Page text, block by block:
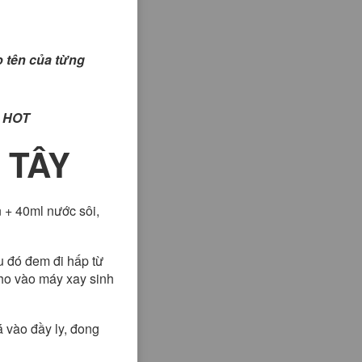
tên của từng
40ml nước sôi,
đó đem đi hấp từ
vào máy xay sinh
đầy ly, đong